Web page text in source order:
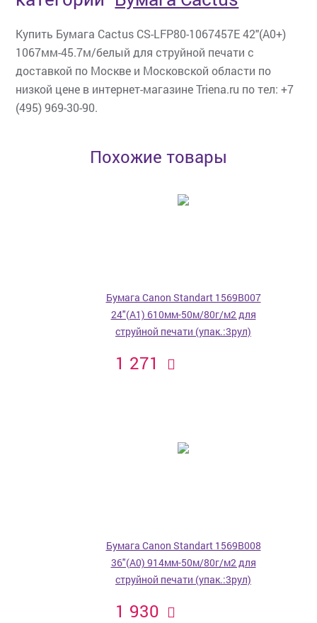
Купить Бумага Cactus CS-LFP80-1067457E 42"(A0+)
1067мм-45.7м/белый для струйной печати с
доставкой по Москве и Московской области по
низкой цене в интернет-магазине Triena.ru по тел: +7
(495) 969-30-90.
Похожие товары
Бумага Canon Standart 1569B007
24"(A1) 610мм-50м/80г/м2 для
струйной печати (упак.:3рул)
1 271
Бумага Canon Standart 1569B008
36"(A0) 914мм-50м/80г/м2 для
струйной печати (упак.:3рул)
1 930